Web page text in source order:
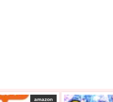
VRChat景観